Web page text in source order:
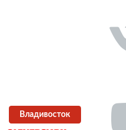
Владивосток